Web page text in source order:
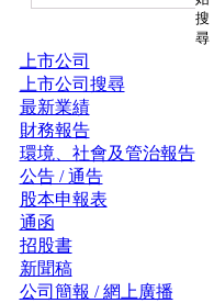
上市公司
上市公司搜尋
最新業績
財務報告
環境、社會及管治報告
公告 / 通告
股本申報表
通函
招股書
新聞稿
公司簡報 / 網上廣播